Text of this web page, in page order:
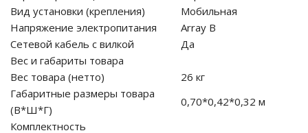
Вид установки (крепления)
Мобильная
Напряжение электропитания
Array В
Сетевой кабель с вилкой
Да
Вес и габариты товара
Вес товара (нетто)
26 кг
Габаритные размеры товара
(В*Ш*Г)
0,70*0,42*0,32 м
Комплектность